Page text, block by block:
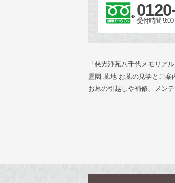
受付時間
「慈光浄苑八千代メモリア
霊園 墓地 お墓の見学とご案
お墓の引越しや補修、メン